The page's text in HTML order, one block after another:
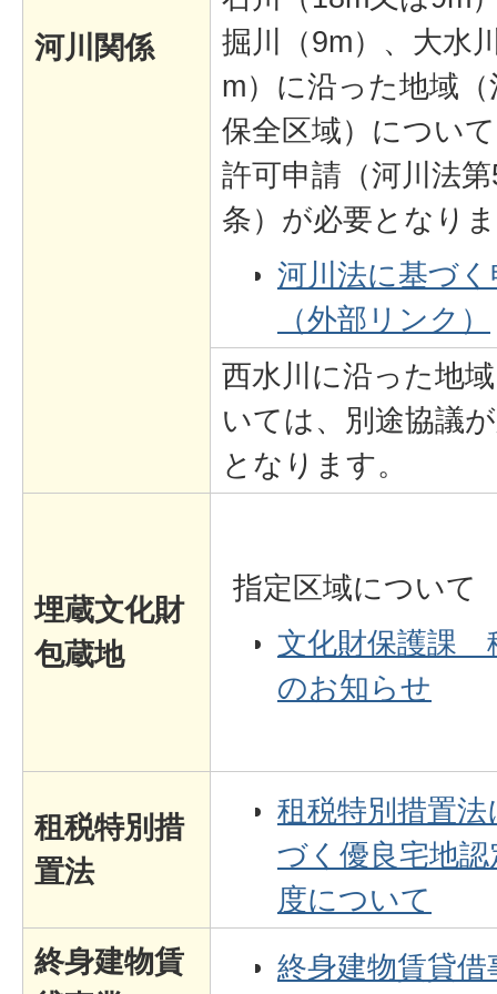
河川関係
掘川（9m）、大水
m）に沿った地域（
保全区域）につい
許可申請（河川法
条）が必要となり
河川法に基づく
（外部リンク）
西水川に沿った地
いては、別途協議
となります。
埋蔵文化財
包蔵地
指定区域について
文化財保護課
のお知らせ
租税特別措
置法
租税特別措置法
づく優良宅地認
度について
終身建物賃
終身建物賃貸借